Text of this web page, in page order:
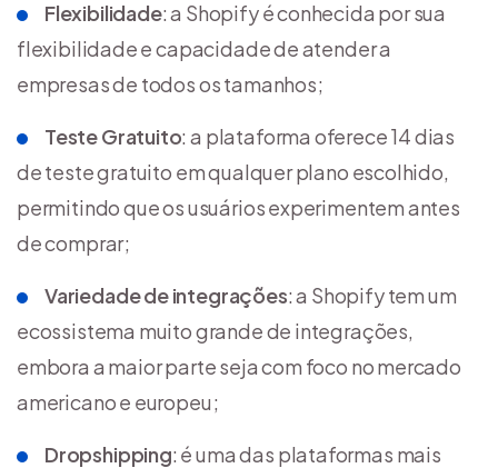
Flexibilidade: a Shopify é conhecida por sua
flexibilidade e capacidade de atender a
empresas de todos os tamanhos;
Teste Gratuito: a plataforma oferece 14 dias
de teste gratuito em qualquer plano escolhido,
permitindo que os usuários experimentem antes
de comprar;
Variedade de integrações: a Shopify tem um
ecossistema muito grande de integrações,
embora a maior parte seja com foco no mercado
americano e europeu;
Dropshipping: é uma das plataformas mais